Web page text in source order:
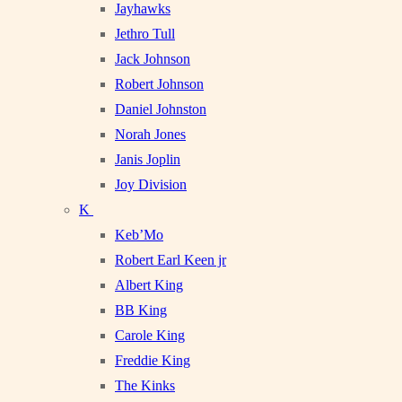
Jayhawks
Jethro Tull
Jack Johnson
Robert Johnson
Daniel Johnston
Norah Jones
Janis Joplin
Joy Division
K
Keb’Mo
Robert Earl Keen jr
Albert King
BB King
Carole King
Freddie King
The Kinks